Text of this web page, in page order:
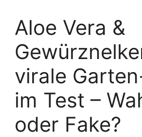
Aloe Vera &
virale
im Test –
oder Fake?